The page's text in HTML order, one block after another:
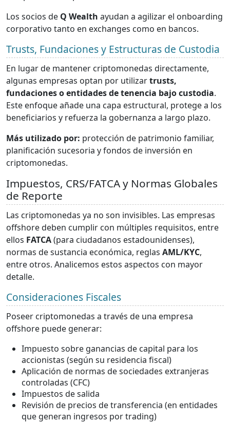
Los socios de Q Wealth ayudan a agilizar el onboarding
corporativo tanto en exchanges como en bancos.
Trusts, Fundaciones y Estructuras de Custodia
En lugar de mantener criptomonedas directamente,
algunas empresas optan por utilizartrusts,
fundaciones o entidades de tenencia bajo custodia.
Este enfoque añade una capa estructural, protege a los
beneficiarios y refuerza la gobernanza a largo plazo.
Más utilizado por: protección de patrimonio familiar,
planificación sucesoria y fondos de inversión en
criptomonedas.
Impuestos, CRS/FATCA y Normas Globales
de Reporte
Las criptomonedas ya no son invisibles. Las empresas
offshore deben cumplir con múltiples requisitos, entre
ellos FATCA(para ciudadanos estadounidenses),
normas de sustancia económica, reglas AML/KYC,
entre otros. Analicemos estos aspectos con mayor
detalle.
Consideraciones Fiscales
Poseer criptomonedas a través de una empresa
offshore puede generar:
Impuesto sobre ganancias de capital para los
accionistas (según su residencia fiscal)
Aplicación de normas de sociedades extranjeras
controladas (CFC)
Impuestos de salida
Revisión de precios de transferencia (en entidades
que generan ingresos por trading)